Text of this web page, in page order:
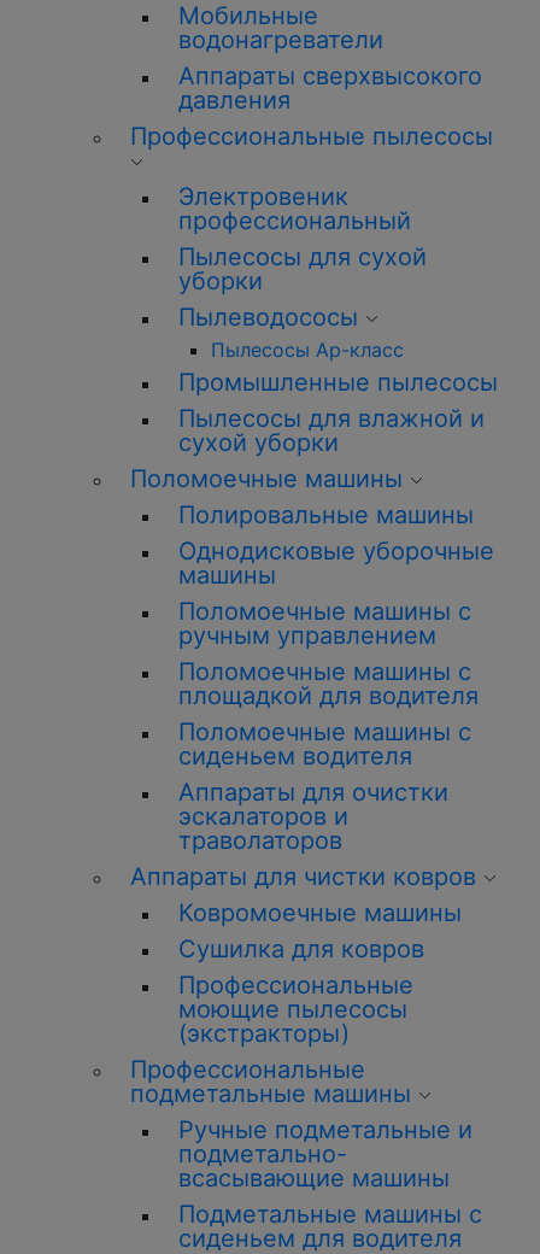
Мобильные
водонагреватели
Аппараты сверхвысокого
давления
Профессиональные пылесосы
Электровеник
профессиональный
Пылесосы для сухой
уборки
Пылеводососы
Пылесосы Ар-класс
Промышленные пылесосы
Пылесосы для влажной и
сухой уборки
Поломоечные машины
Полировальные машины
Однодисковые уборочные
машины
Поломоечные машины с
ручным управлением
Поломоечные машины с
площадкой для водителя
Поломоечные машины с
сиденьем водителя
Аппараты для очистки
эскалаторов и
траволаторов
Аппараты для чистки ковров
Ковромоечные машины
Сушилка для ковров
Профессиональные
моющие пылесосы
(экстракторы)
Профессиональные
подметальные машины
Ручные подметальные и
подметально-
всасывающие машины
Подметальные машины с
сиденьем для водителя